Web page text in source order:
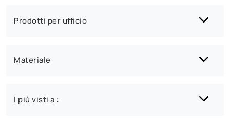
Prodotti per ufficio
Materiale
I più visti a :